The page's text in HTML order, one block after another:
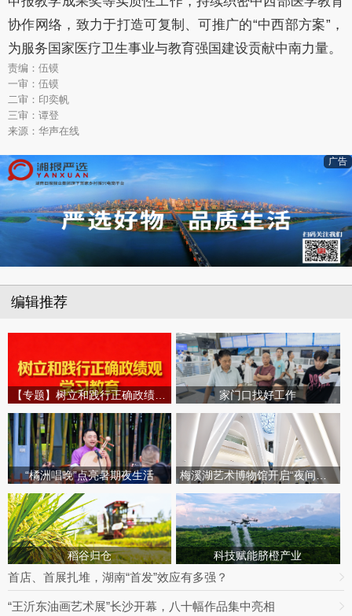
协作网络，致力于打造可复制、可推广的“中西部方案”，
为服务国家医疗卫生事业与教育强国建设贡献中南力量。
责编：伍镆
一审：伍镆
二审：印奕帆
三审：谭登
来源：华声在线
广告
编辑推荐
【专题】树立和践行正确政绩观学习教育 家门口找好工作
“橘洲唱晚”点亮暑期夜生活 梅溪湖艺术博物馆开启“夜间模式”
稻谷归仓 科技赋能脐橙产业
首店、首展扎堆，湖南“首发”效应有多强？
“王沂东油画艺术展”长沙开幕，八十幅作品集中亮相